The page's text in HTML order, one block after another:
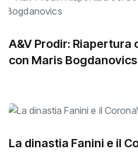
A&V Prodir: Riapertura
con Maris Bogdanovics
La dinastia Fanini e il